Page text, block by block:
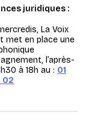
juridiques :
La Voix
met en place une
l’après-
à 18h au : 01
02